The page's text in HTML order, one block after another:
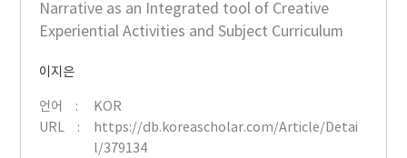
Narrative as an Integrated tool of Creative
Experiential Activities and Subject Curriculum
이지은
언어
KOR
URL
https://db.koreascholar.com/Article/Detai
l/379134